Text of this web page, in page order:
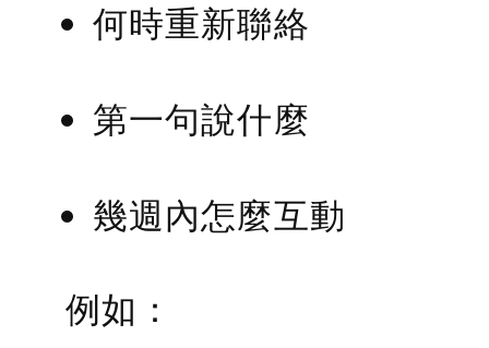
何時重新聯絡
第一句說什麼
幾週內怎麼互動
例如：